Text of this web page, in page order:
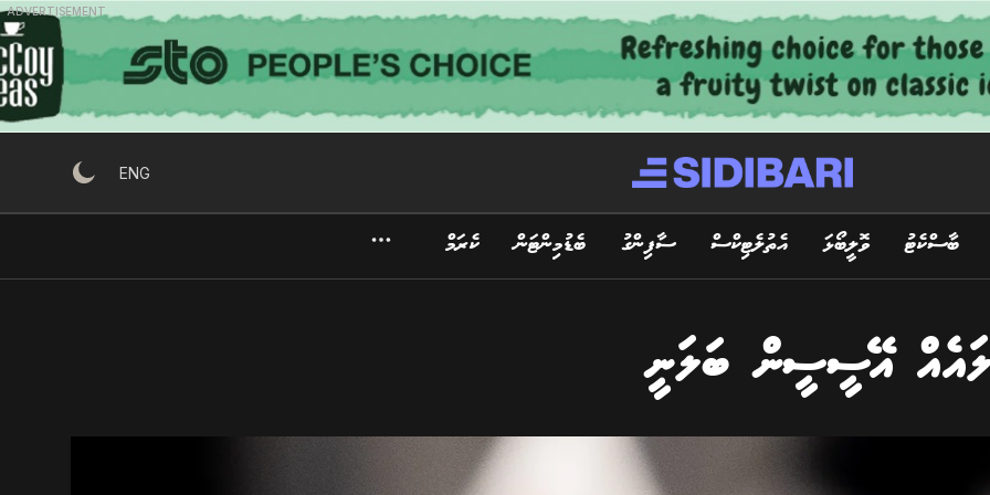
ADVERTISEMENT
ENG
ބާސްކެޓު ވޮލީބޯޅަ އެތުލެޓިކްސް ސާފިންގު ބެޑުމިންޓަން ކެރަމް
އޭސީސީން ބަލަނީ